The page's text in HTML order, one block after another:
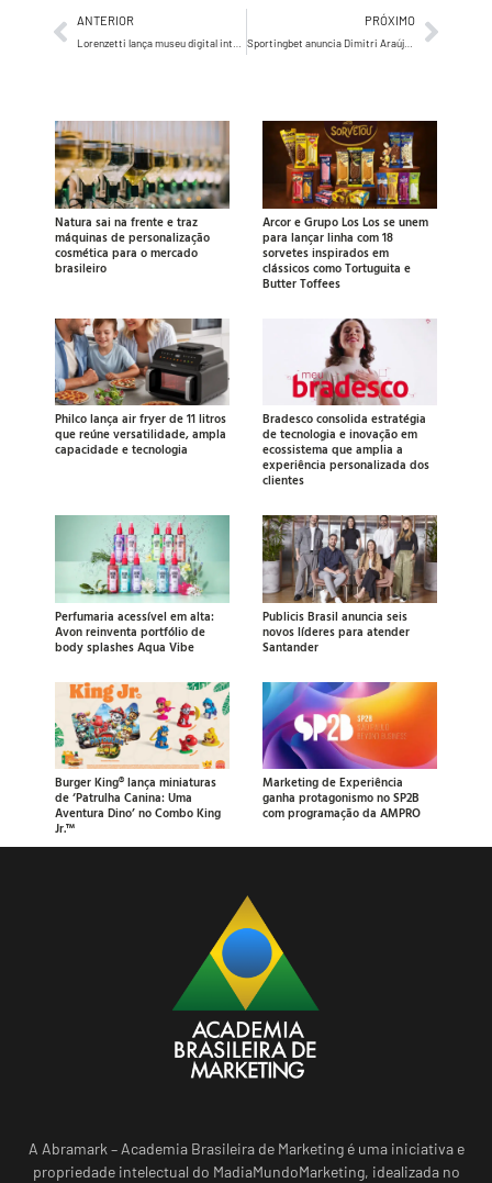
ANTERIOR
Lorenzetti lança museu digital interativo, que enaltece a trajetória centenária da empresa
PRÓXIMO
Sportingbet anuncia Dimitri Araújo como novo Head de Marketing
Natura sai na frente e traz
máquinas de personalização
cosmética para o mercado
brasileiro
Arcor e Grupo Los Los se unem
para lançar linha com 18
sorvetes inspirados em
clássicos como Tortuguita e
Butter Toffees
Philco lança air fryer de 11 litros
que reúne versatilidade, ampla
capacidade e tecnologia
Bradesco consolida estratégia
de tecnologia e inovação em
ecossistema que amplia a
experiência personalizada dos
clientes
Perfumaria acessível em alta:
Avon reinventa portfólio de
body splashes Aqua Vibe
Publicis Brasil anuncia seis
novos líderes para atender
Santander
Burger King® lança miniaturas
de ‘Patrulha Canina: Uma
Aventura Dino’ no Combo King
Jr.™
Marketing de Experiência
ganha protagonismo no SP2B
com programação da AMPRO
A Abramark – Academia Brasileira de Marketing é uma iniciativa e
propriedade intelectual do MadiaMundoMarketing, idealizada no